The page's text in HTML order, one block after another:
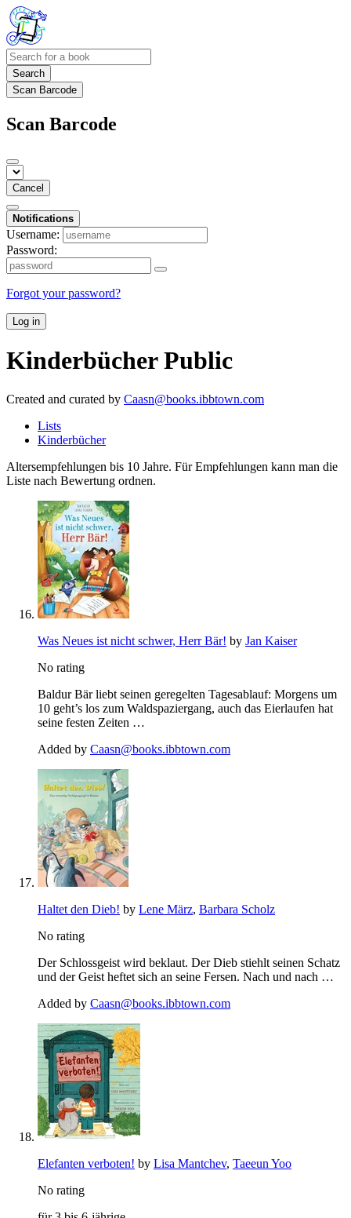
Search
Scan Barcode
Scan Barcode
Cancel
Notifications
Username:
Password:
Forgot your password?
Log in
KinderbücherPublic
Created and curated by Caasn@books.ibbtown.com
Lists
Kinderbücher
Altersempfehlungen bis 10 Jahre. Für Empfehlungen kann man die
Liste nach Bewertung ordnen.
Was Neues ist nicht schwer, Herr Bär! by Jan Kaiser
No rating
Baldur Bär liebt seinen geregelten Tagesablauf: Morgens um
10 geht’s los zum Waldspaziergang, auch das Eierlaufen hat
seine festen Zeiten …
Added by Caasn@books.ibbtown.com
Haltet den Dieb! by Lene März, Barbara Scholz
No rating
Der Schlossgeist wird beklaut. Der Dieb stiehlt seinen Schatz
und der Geist heftet sich an seine Fersen. Nach und nach …
Added by Caasn@books.ibbtown.com
Elefanten verboten! by Lisa Mantchev, Taeeun Yoo
No rating